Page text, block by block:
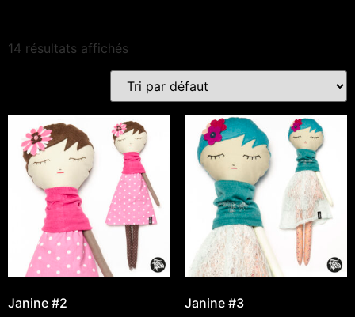
14 résultats affichés
Janine #2 Janine #3